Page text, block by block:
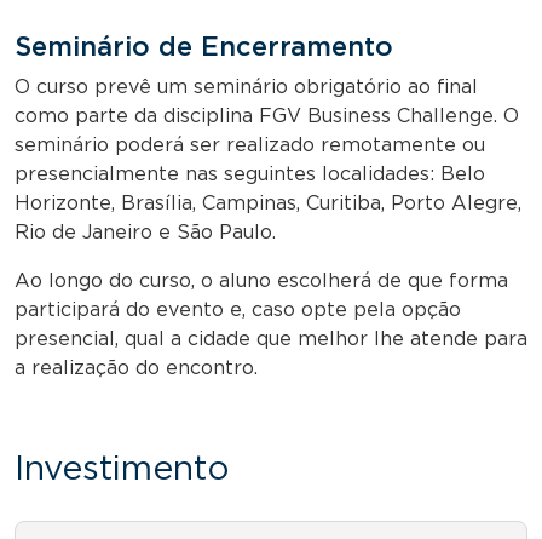
Seminário de Encerramento
O curso prevê um seminário obrigatório ao final
como parte da disciplina FGV Business Challenge. O
seminário poderá ser realizado remotamente ou
presencialmente nas seguintes localidades: Belo
Horizonte, Brasília, Campinas, Curitiba, Porto Alegre,
Rio de Janeiro e São Paulo.
Ao longo do curso, o aluno escolherá de que forma
participará do evento e, caso opte pela opção
presencial, qual a cidade que melhor lhe atende para
a realização do encontro.
Investimento